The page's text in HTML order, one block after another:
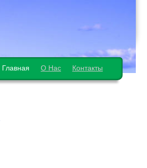
Главная О Нас Контакты